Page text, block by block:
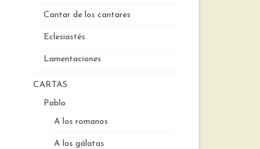
Cantar de los cantares
Eclesiastés
Lamentaciones
CARTAS
Pablo
A los romanos
A los gálatas